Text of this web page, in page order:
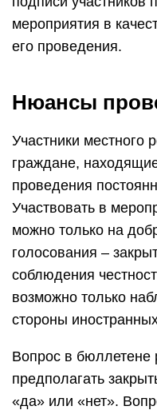
мероприятия в
его проведения.
Нюансы
Участники местного
граждане,
проведения
Участвовать в
можно только на
голосования –
соблюдения
возможно только
стороны
Вопрос в
предполагать
«да» или «нет».